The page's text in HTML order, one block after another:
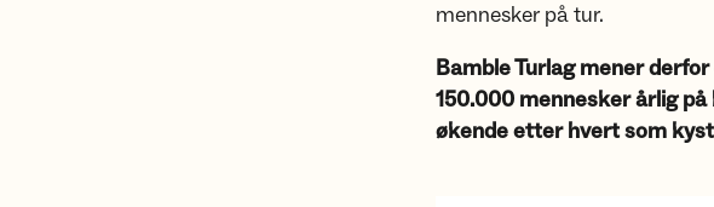
mennesker på tur.
Bamble Turlag mener
150.000 mennesker årlig
økende etter hvert som